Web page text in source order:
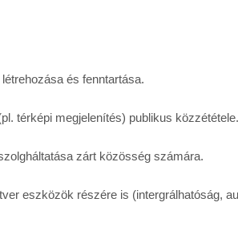
és fenntartása.
térképi megjelenítés) publikus közzététele.
zárt közösség számára.
eszközök részére is (intergrálhatóság,